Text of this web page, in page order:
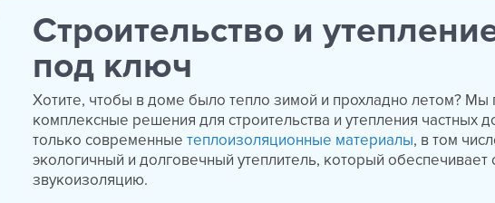
Строительство и
под ключ
Хотите, чтобы в доме было тепло зимой и прохладно летом? Мы
комплексные решения для строительства и утепления частных
только современныетеплоизоляционные материалы, в том
экологичный и долговечный утеплитель, который обеспечивает
звукоизоляцию.